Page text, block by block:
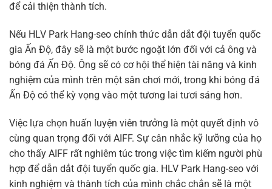
để cải thiện thành tích.
Nếu HLV Park Hang-seo chính thức dẫn dắt đội tuyển quốc
gia Ấn Độ, đây sẽ là một bước ngoặt lớn đối với cả ông và
bóng đá Ấn Độ. Ông sẽ có cơ hội thể hiện tài năng và kinh
nghiệm của mình trên một sân chơi mới, trong khi bóng đá
Ấn Độ có thể kỳ vọng vào một tương lai tươi sáng hơn.
Việc lựa chọn huấn luyện viên trưởng là một quyết định vô
cùng quan trọng đối với AIFF. Sự cân nhắc kỹ lưỡng của họ
cho thấy AIFF rất nghiêm túc trong việc tìm kiếm người phù
hợp để dẫn dắt đội tuyển quốc gia. HLV Park Hang-seo với
kinh nghiệm và thành tích của mình chắc chắn sẽ là một